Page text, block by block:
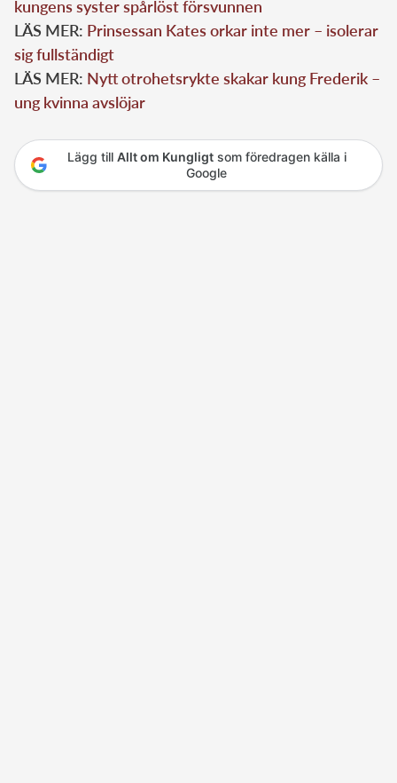
kungens syster spårlöst försvunnen
LÄS MER: Prinsessan Kates orkar inte mer – isolerar
sig fullständigt
LÄS MER: Nytt otrohetsrykte skakar kung Frederik –
ung kvinna avslöjar
Lägg till Allt om Kungligtsom föredragen källa i
Google